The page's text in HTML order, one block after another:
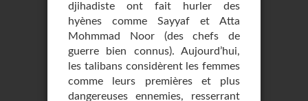
djihadiste ont fait hurler des
hyènes comme Sayyaf et Atta
Mohmmad Noor (des chefs de
guerre bien connus). Aujourd’hui,
les talibans considèrent les femmes
comme leurs premières et plus
dangereuses ennemies, resserrant